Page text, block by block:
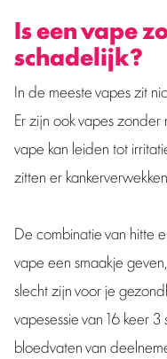
Is een vape
schadelijk?
In de meeste vapes zit
Er zijn ook vapes
vape kan leiden tot
zitten er
De combinatie van hitte
vape een smaakje
slecht zijn voor je
vapesessie van 16 keer
bloedvaten van